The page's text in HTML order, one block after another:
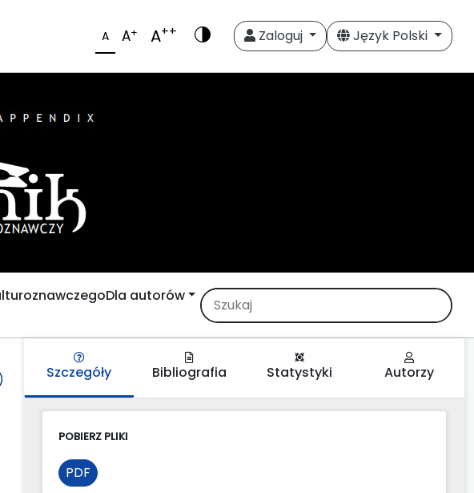
A A+ A++ Zaloguj Język Polski
Dla autorów
Szczegóły Bibliografia Statystyki Autorzy
POBIERZ PLIKI
PDF